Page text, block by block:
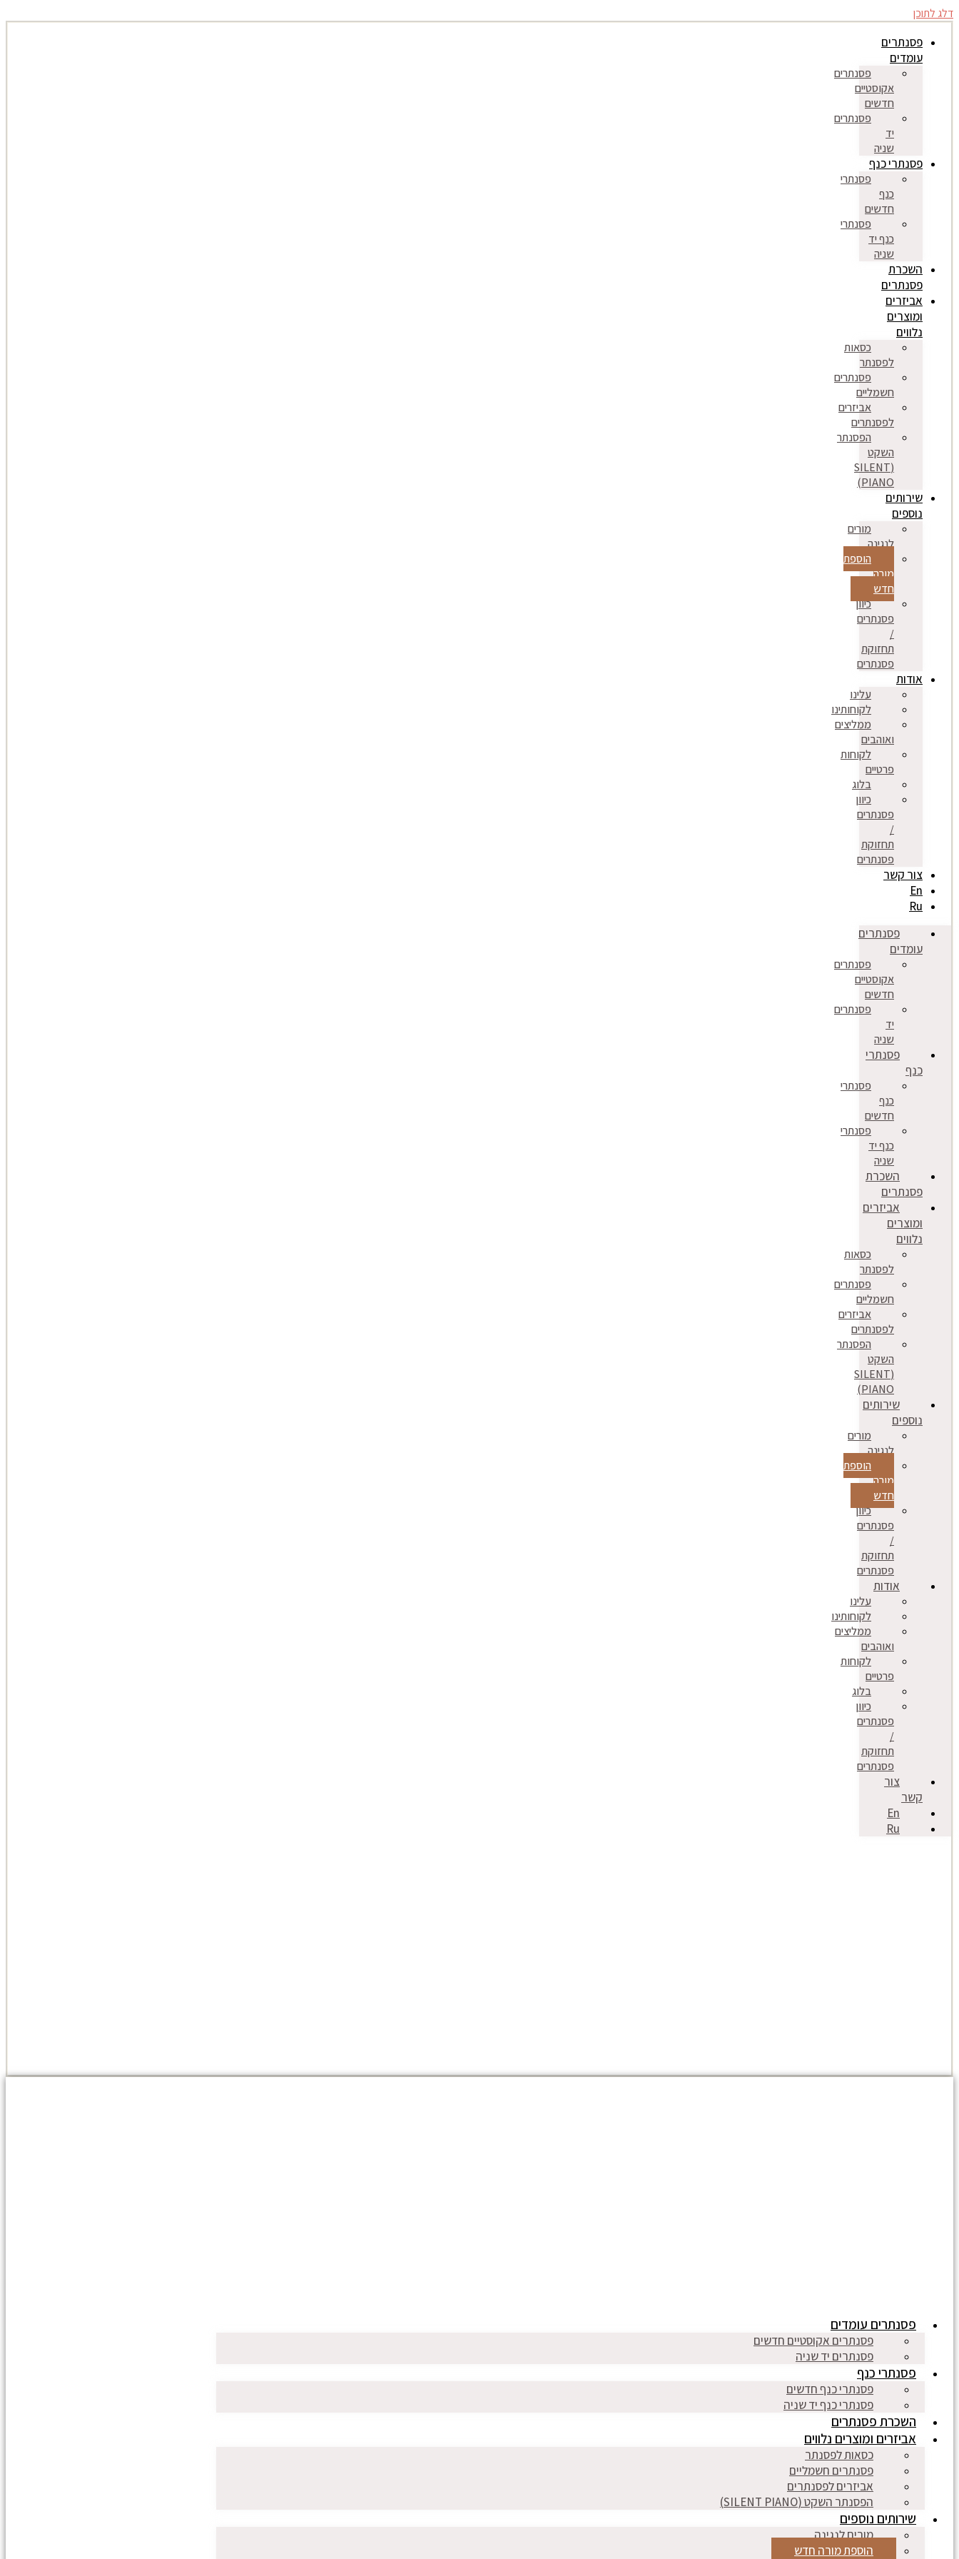
דלג לתוכן
פסנתרים
עומדים
פסנתרים
אקוסטיים
חדשים
פסנתרים
יד
שניה
פסנתרי כנף
פסנתרי
כנף
חדשים
פסנתרי
כנף יד
שניה
השכרת
פסנתרים
אביזרים
ומוצרים
נלווים
כסאות
לפסנתר
פסנתרים
חשמליים
אביזרים
לפסנתרים
הפסנתר
השקט
(SILENT
PIANO)
שירותים
נוספים
מורים
לנגינה
הוספת
מורה
חדש
כיוון
פסנתרים
/
תחזוקת
פסנתרים
אודות
עלינו
לקוחותינו
ממליצים
ואוהבים
לקוחות
פרטיים
בלוג
כיוון
פסנתרים
/
תחזוקת
פסנתרים
צור קשר
En
Ru
פסנתרים
עומדים
פסנתרים
אקוסטיים
חדשים
פסנתרים
יד
שניה
פסנתרי
כנף
פסנתרי
כנף
חדשים
פסנתרי
כנף יד
שניה
השכרת
פסנתרים
אביזרים
ומוצרים
נלווים
כסאות
לפסנתר
פסנתרים
חשמליים
אביזרים
לפסנתרים
הפסנתר
השקט
(SILENT
PIANO)
שירותים
נוספים
מורים
לנגינה
הוספת
מורה
חדש
כיוון
פסנתרים
/
תחזוקת
פסנתרים
אודות
עלינו
לקוחותינו
ממליצים
ואוהבים
לקוחות
פרטיים
בלוג
כיוון
פסנתרים
/
תחזוקת
פסנתרים
צור
קשר
En
Ru
פסנתרים עומדים
פסנתרים אקוסטיים חדשים
פסנתרים יד שניה
פסנתרי כנף
פסנתרי כנף חדשים
פסנתרי כנף יד שניה
השכרת פסנתרים
אביזרים ומוצרים נלווים
כסאות לפסנתר
פסנתרים חשמליים
אביזרים לפסנתרים
הפסנתר השקט (SILENT PIANO)
שירותים נוספים
מורים לנגינה
הוספת מורה חדש